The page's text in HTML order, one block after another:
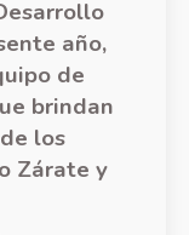
año,
de
brindan
los
Zárate y